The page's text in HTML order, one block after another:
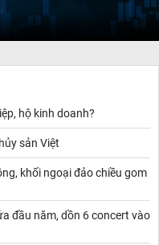
hộ kinh doanh?
sản Việt
khối ngoại đảo chiều gom
đầu năm, dồn 6 concert vào